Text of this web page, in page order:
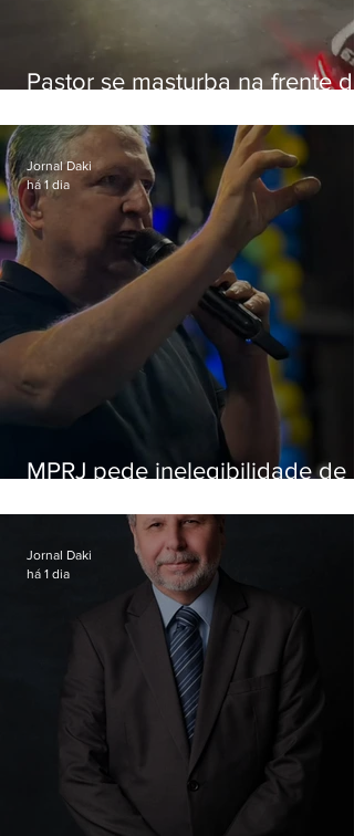
Pastor se masturba na frente de
MPRJ pede inelegibilidade de
Jornal Daki
há 1 dia
Jornal Daki
há 1 dia